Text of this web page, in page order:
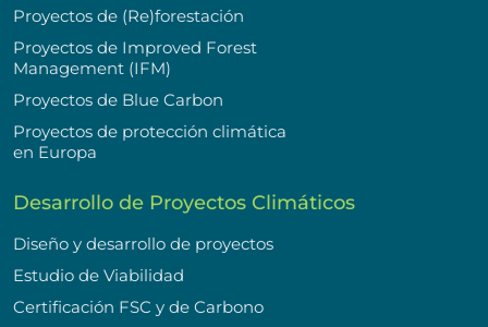
Proyectos de (Re)forestación
Proyectos de Improved Forest
Management (IFM)
Proyectos de Blue Carbon
Proyectos de protección climática
en Europa
Desarrollo de Proyectos Climáticos
Diseño y desarrollo de proyectos
Estudio de Viabilidad
Certificación FSC y de Carbono